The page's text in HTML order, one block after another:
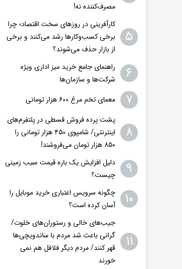
مصرف‌کننده نه!
۵
کارآفرینی در روزهای سخت اقتصاد؛ چرا
برخی کسب‌وکارها رشد می‌کنند و برخی
از بازار حذف می‌شوند؟
۶
راهنمای جامع خرید میز اداری ویژه
شرکت‌ها و سازمان‌ها
۷ معمای تخم مرغ ۶۰۰ هزار تومانی
۸
پشت پرده فروش قسطی در پلتفرم‌های
اینترنتی/ شامپوی ۴۵۰ هزار تومانی را
۸۵۰ هزار تومان می‌فروشند!
۹
دلیل افزایش یک باره قیمت سیب زمینی
چیست؟
۱۰
چگونه سرویس اعتباری خرید موبایل را
آسان‌ کرده است؟
۱۱
جیب‌های خالی و رستوران‌های خلوت/
گرانی باعث شد مردم با ساندویچی‌ها
قهر کنند/ مردم دیگر فلافل هم نمی
خورند